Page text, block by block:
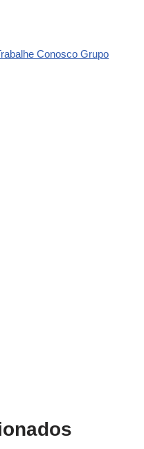
Conosco Grupo